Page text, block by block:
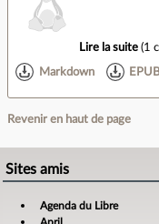
Lire la suite (1
Markdown
Revenir en haut de page
Sites amis
Agenda du Libre